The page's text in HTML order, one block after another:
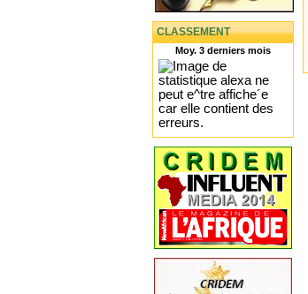
CLASSEMENT
Moy. 3 derniers mois